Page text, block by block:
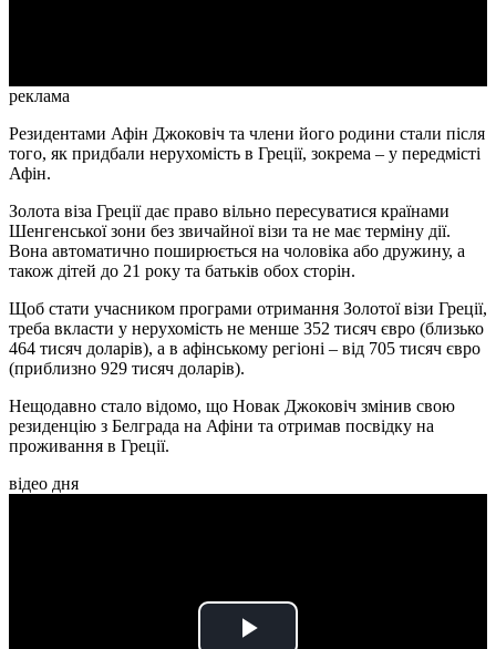
реклама
Резидентами Афін Джоковіч та члени його родини стали після
того, як придбали нерухомість в Греції, зокрема – у передмісті
Афін.
Золота віза Греції дає право вільно пересуватися країнами
Шенгенської зони без звичайної візи та не має терміну дії.
Вона автоматично поширюється на чоловіка або дружину, а
також дітей до 21 року та батьків обох сторін.
Щоб стати учасником програми отримання Золотої візи Греції,
треба вкласти у нерухомість не менше 352 тисяч євро (близько
464 тисяч доларів), а в афінському регіоні – від 705 тисяч євро
(приблизно 929 тисяч доларів).
Нещодавно стало відомо, що Новак Джоковіч змінив свою
резиденцію з Белграда на Афіни та отримав посвідку на
проживання в Греції.
відео дня